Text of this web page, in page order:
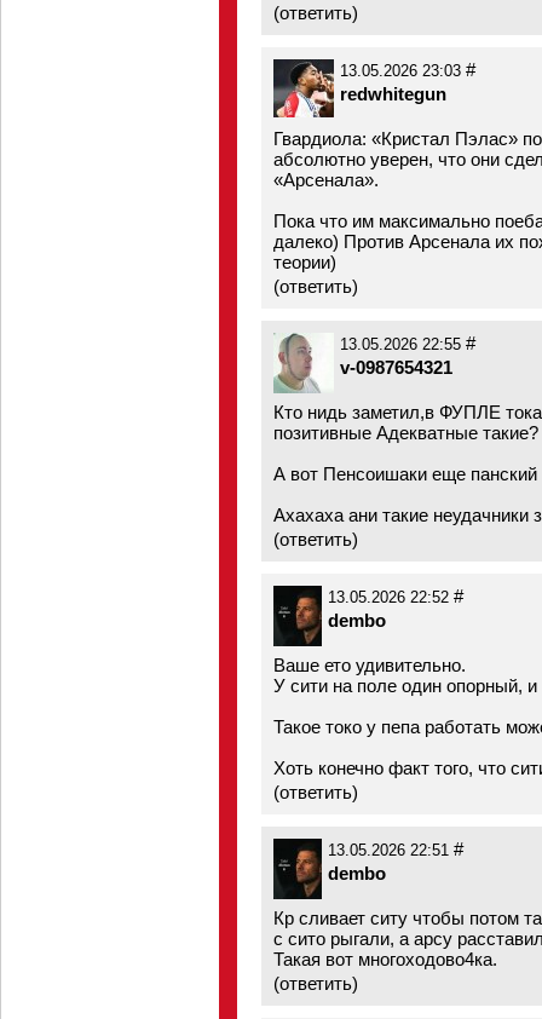
(ответить)
13.05.2026 23:03 #
redwhitegun
Гвардиола: «Кристал Пэлас»
абсолютно уверен, что они
«Арсенала».
Пока что им максимально
далеко) Против Арсенала их
теории)
(ответить)
13.05.2026 22:55 #
v-0987654321
Кто нидь заметил,в ФУПЛЕ
позитивные Адекватные такие?
А вот Пенсоишаки еще панский
Ахахаха ани такие неудачники
(ответить)
13.05.2026 22:52 #
dembo
Ваше ето удивительно.
У сити на поле один опорный,
Такое токо у пепа работать
Хоть конечно факт того, что
(ответить)
13.05.2026 22:51 #
dembo
Кр сливает ситу чтобы потом
с сито рыгали, а арсу
Такая вот многоходово4ка.
(ответить)